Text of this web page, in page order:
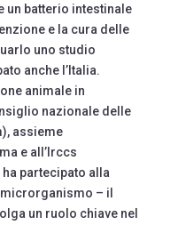
un batterio intestinale
e la cura delle
uno studio
anche l’Italia.
animale in
nazionale delle
assieme
e all’Irccs
partecipato alla
– il
un ruolo chiave nel